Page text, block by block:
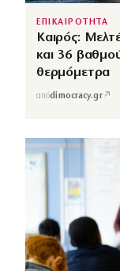
ΕΠΙΚΑΙΡΟΤΗΤΑ
Καιρός:
και 36
θερμόμετρα
απόdimocracy.gr↗